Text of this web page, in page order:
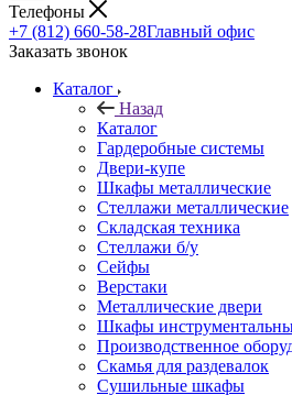
Телефоны
+7 (812) 660-58-28Главный офис
Заказать звонок
Каталог
Назад
Каталог
Гардеробные системы
Двери-купе
Шкафы металлические
Стеллажи металлические
Складская техника
Стеллажи б/у
Сейфы
Верстаки
Металлические двери
Шкафы
Производственное
Скамья для раздевалок
Сушильные шкафы